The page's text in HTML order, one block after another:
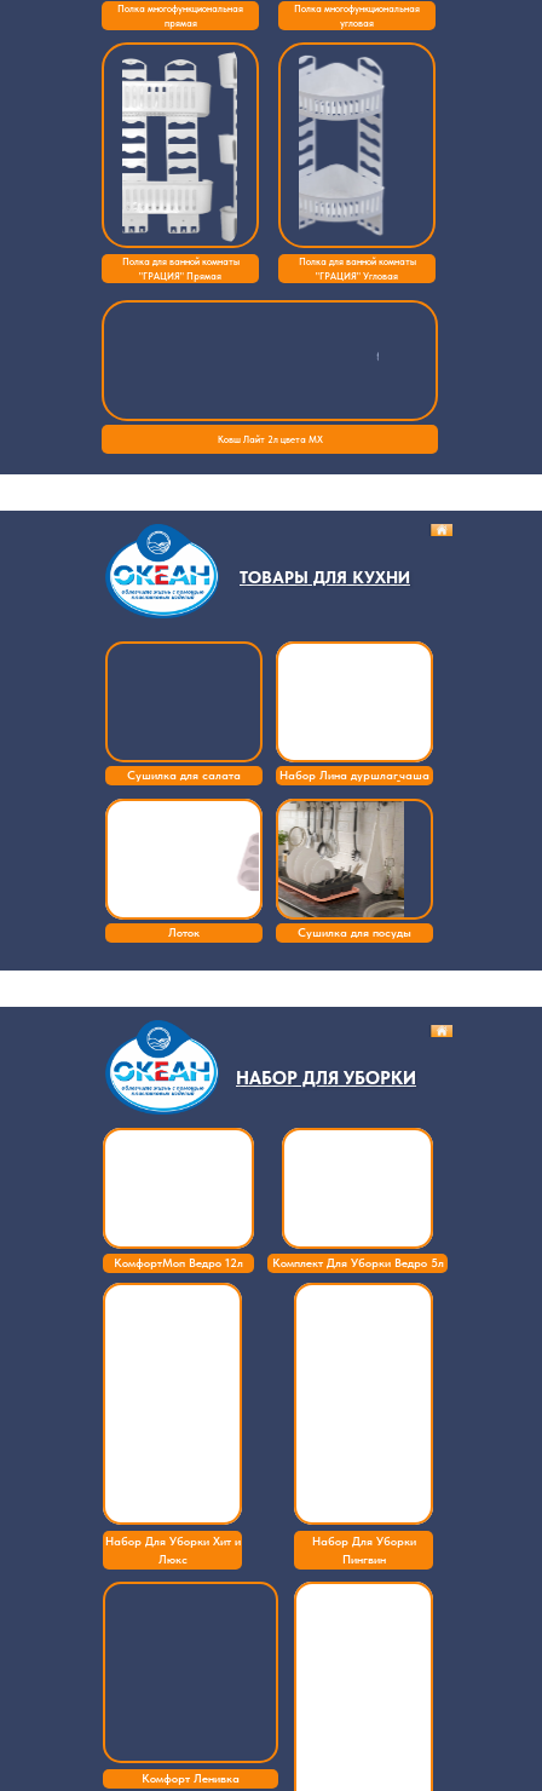
Ковш Лайт 2л цвета МХ
Полка для ванной комнаты
"ГРАЦИЯ" Угловая
Полка для ванной комнаты
"ГРАЦИЯ" Прямая
Полка многофункциональная
угловая
Полка многофункциональная
прямая
Лоток
Набор Лина дуршлаг_чаша
Сушилка для посуды
Сушилка для салата
ТОВАРЫ ДЛЯ КУХНИ
НАБОР ДЛЯ УБОРКИ
Комфорт Ленивка
Комплект Для Уборки Ведро 5л
Набор Для Уборки
Пингвин
Набор Для Уборки Хит и
Люкс
КомфортМоп Ведро 12л